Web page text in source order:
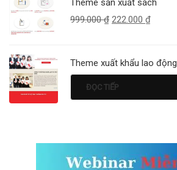
Theme sản xuất sách
999.000₫ 222.000 ₫
Theme xuất khẩu lao động
ĐỌC TIẾP